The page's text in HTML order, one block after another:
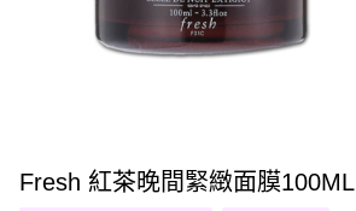
Fresh 紅茶晚間緊緻面膜100ML